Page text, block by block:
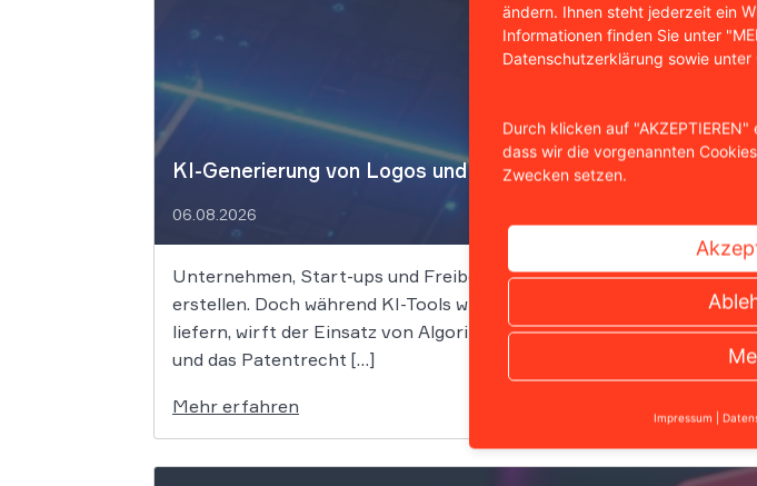
KI-Generierung von Logos und Designs: Wer besitzt die
06.08.2026
Unternehmen, Start-ups und Freiberufler nutzen immer häufiger
erstellen. Doch während KI-Tools wie Midjourney, DALL-E oder
liefern, wirft der Einsatz von Algorithmen in der Kreativbranche
und das Patentrecht […]
Mehr erfahren
ändern. Ihnen steht jederzeit ein
Informationen finden Sie unter
Datenschutzerklärung sowie unter
Durch klicken auf
dass wir die vorgenannten
Zwecken setzen.
Impressum